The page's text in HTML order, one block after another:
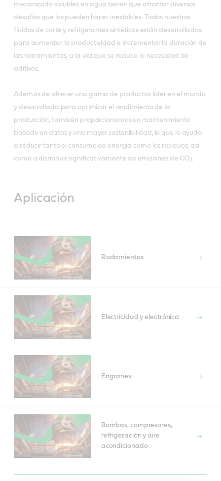
mecanizado solubles en agua tienen que afrontar diversos
desafíos que los pueden hacer inestables. Todos nuestros
fluidos de corte y refrigerantes sintéticos están desarrollados
para aumentar la productividad e incrementar la duración de
las herramientas, a la vez que se reduce la necesidad de
aditivos.
Además de ofrecer una gama de productos líder en el mundo
y desarrollada para optimizar el rendimiento de la
producción, también proporcionamos un mantenimiento
basado en datos y una mayor sostenibilidad, lo que lo ayuda
a reducir tanto el consumo de energía como los residuos, así
como a disminuir significativamente las emisiones de CO2
Aplicación
Rodamientos
Electricidad y electrónica
Engranes
Bombas, compresores,
refrigeración y aire
acondicionado